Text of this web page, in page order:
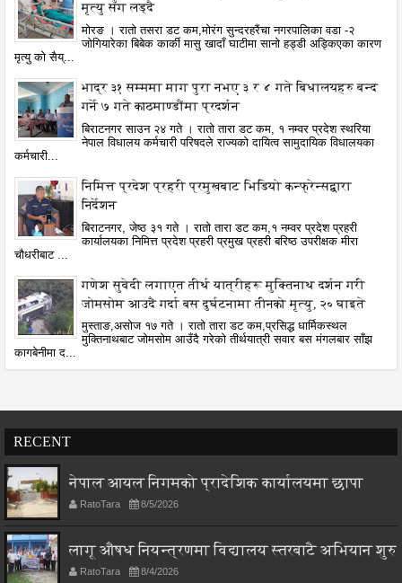
मृत्यु सँग लड्दै
मोरङ । रातो तसरा डट कम,मोरंग सुन्दरहरैंचा नगरपालिका वडा -२
जोगियारेका बिबेक कार्की मासु खादाँ घाटीमा सानो हड्डी अड्किएका कारण
मृत्यु को सैय्...
भाद्र ३१ सम्ममा माग पुरा नभए ३ र ४ गते बिधालयहरु बन्द
गर्ने ७ गते काठमाण्डौंमा प्रदर्शन
बिराटनगर साउन २४ गते । रातो तारा डट कम, १ नम्वर प्रदेश स्थरिया
नेपाल विधालय कर्मचारी परिषदले राज्यको दायित्व सामुदायिक विधालयका
कर्मचारी...
निमित्त प्रदेश प्रहरी प्रमुखबाट भिडियो कन्फ्रेन्सद्वारा
निर्देशन
बिराटनगर, जेष्ठ ३१ गते । रातो तारा डट कम,१ नम्वर प्रदेश प्रहरी
कार्यालयका निमित्त प्रदेश प्रहरी प्रमुख प्रहरी बरिष्ठ उपरीक्षक मीरा
चौधरीबाट ...
गणेश सुवेदी लगाएत तीर्थ यात्रीहरू मुक्तिनाथ दर्शन गरी
जोमसोम आउदै गर्दा बस दुर्घटनामा तीनको मृत्यु, २० घाइते
मुस्ताङ,असोज १७ गते । रातो तारा डट कम,प्रसिद्ध धार्मिकस्थल
मुक्तिनाथबाट जोमसोम आउँदै गरेको तीर्थयात्री सवार बस मंगलबार साँझ
कागबेनीमा द...
RECENT
नेपाल आयल निगमको प्रादेशिक कार्यालयमा छापा
RatoTara 8/5/2026
लागू औषध नियन्त्रणमा विद्यालय स्तरबाटै अभियान शुरु
RatoTara 8/4/2026